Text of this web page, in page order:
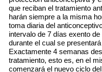
que reciban el tratamiento
harán siempre a la misma
toma diaria del
intervalo de 7 días exento
durante el cual se
Exactamente 4 semanas
tratamiento, esto es, en el
comenzará el nuevo ciclo